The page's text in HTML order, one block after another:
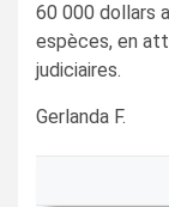
60 000 dollars
espèces, en
judiciaires.
Gerlanda F.